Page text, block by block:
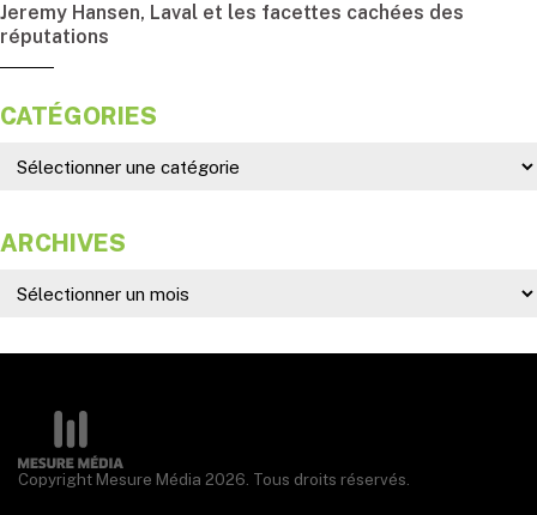
Jeremy Hansen, Laval et les facettes cachées des
réputations
CATÉGORIES
ARCHIVES
Copyright Mesure Média 2026. Tous droits réservés.